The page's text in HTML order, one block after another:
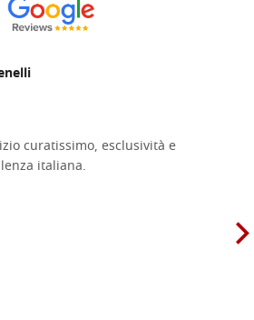
curatissimo, esclusività e
italiana.